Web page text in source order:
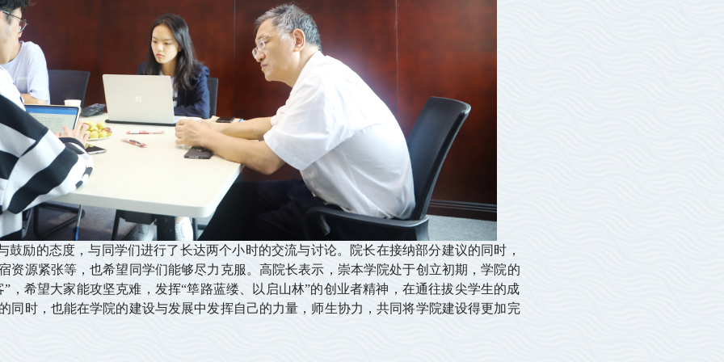
的态度，与同学们进行了长达两个小时的交流与讨论。院长在接纳部分建议的同时，
资源紧张等，也希望同学们能够尽力克服。高院长表示，崇本学院处于创立初期，学院的
，希望大家能攻坚克难，发挥“筚路蓝缕、以启山林”的创业者精神，在通往拔尖学生的成
同时，也能在学院的建设与发展中发挥自己的力量，师生协力，共同将学院建设得更加完